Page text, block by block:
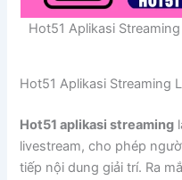
Hot51 Aplikasi
Hot51 Aplikasi Streaming
Hot51 aplikasi streaming
livestream, cho phép
tiếp nội dung giải trí. Ra